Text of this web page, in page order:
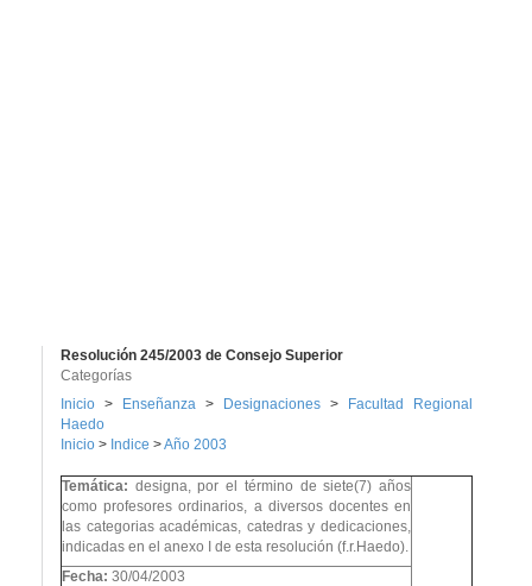
Resolución 245/2003 de Consejo Superior
Categorías
Inicio > Enseñanza > Designaciones >
Facultad Regional
Haedo
Inicio > Indice >Año 2003
Temática: designa, por el término de siete(7) años
como profesores ordinarios, a diversos docentes en
las categorias académicas, catedras y dedicaciones,
indicadas en el anexo I de esta resolución (f.r.Haedo).
Fecha: 30/04/2003